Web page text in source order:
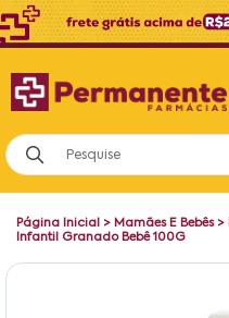
Página Inicial > Mamães E Bebês>
Infantil Granado Bebê 100G